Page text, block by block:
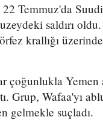
Temmuz'da
saldırı oldu.
krallığı
çoğunlukla Yemen
Grup, Wafaa'yı
gelmekle suçladı.